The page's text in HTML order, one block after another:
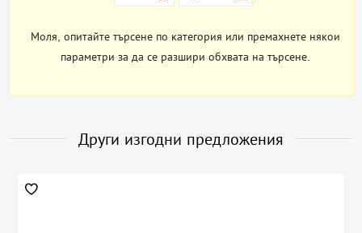
Моля, опитайте търсене по категория или премахнете някои
параметри за да се разшири обхвата на търсене.
Други изгодни предложения